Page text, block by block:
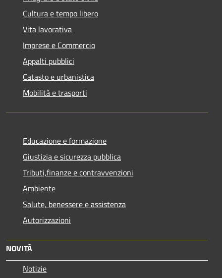
Cultura e tempo libero
Vita lavorativa
Imprese e Commercio
Appalti pubblici
Catasto e urbanistica
Mobilità e trasporti
Educazione e formazione
Giustizia e sicurezza pubblica
Tributi,finanze e contravvenzioni
Ambiente
Salute, benessere e assistenza
Autorizzazioni
NOVITÀ
Notizie